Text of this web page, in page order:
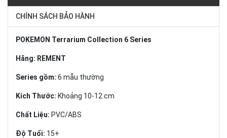
CHÍNH SÁCH BẢO HÀNH
POKEMON Terrarium Collection 6 Series
Hãng: REMENT
Series gồm: 6 mẫu thường
Kích Thước: Khoảng 10-12 cm
Chất Liệu: PVC/ABS
Độ Tuổi: 15+